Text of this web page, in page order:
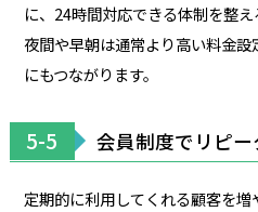
に、24時間対応できる体制を整え
夜間や早朝は通常より高い料金
にもつながります。
5-5 会員制度でリピ
定期的に利用してくれる顧客を